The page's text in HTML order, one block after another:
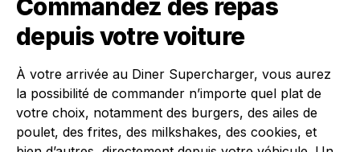
Commandez des repas
depuis votre voiture
À votre arrivée au Diner Supercharger, vous aurez
la possibilité de commander n’importe quel plat de
votre choix, notamment des burgers, des ailes de
poulet, des frites, des milkshakes, des cookies, et